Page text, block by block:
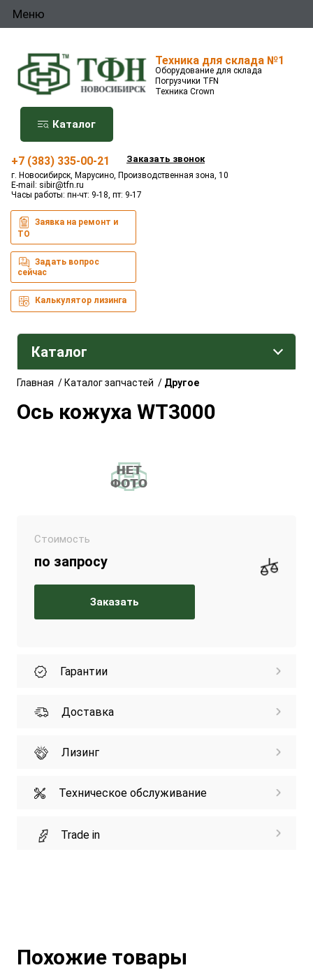
Меню
Техника для склада №1
Оборудование для склада
Погрузчики TFN
Техника Crown
Каталог
+7 (383) 335-00-21 Заказать звонок
г. Новосибирск, Марусино, Производственная зона, 10
E-mail: sibir@tfn.ru
Часы работы: пн-чт: 9-18, пт: 9-17
Заявка на ремонт и
ТО
Задать вопрос
сейчас
Калькулятор лизинга
Каталог
Главная /Каталог запчастей / Другое
Ось кожуха WT3000
Стоимость
по запросу
Заказать
Гарантии
Доставка
Лизинг
Техническое обслуживание
Trade in
Похожие товары